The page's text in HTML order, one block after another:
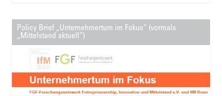
Policy Brief „Unternehmertum im Fokus“ (vormals
„Mittelstand aktuell“)